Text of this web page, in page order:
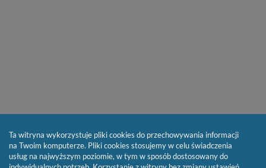
Ta witryna wykorzystuje pliki cookies do przechowywania informacji
na Twoim komputerze. Pliki cookies stosujemy w celu świadczenia
usług na najwyższym poziomie, w tym w sposób dostosowany do